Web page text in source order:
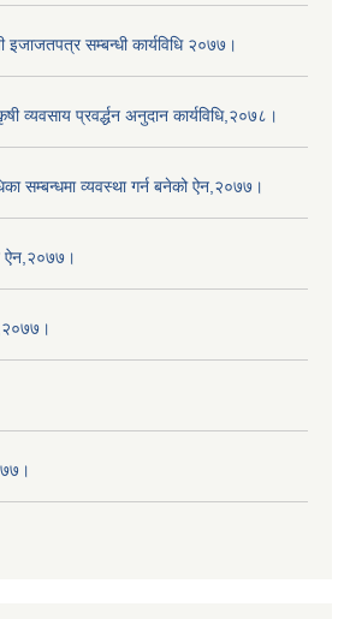
इजाजतपत्र सम्बन्धी कार्यविधि २०७७।
व्यवसाय प्रवर्द्धन अनुदान कार्यविधि,२०७८।
सम्बन्धमा व्यवस्था गर्न बनेको ऐन,२०७७।
ऐन,२०७७।